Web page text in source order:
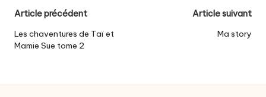
Post
navigation
Article précédent
Les chaventures de Taï et
Mamie Sue tome 2
Article suivant
Ma story